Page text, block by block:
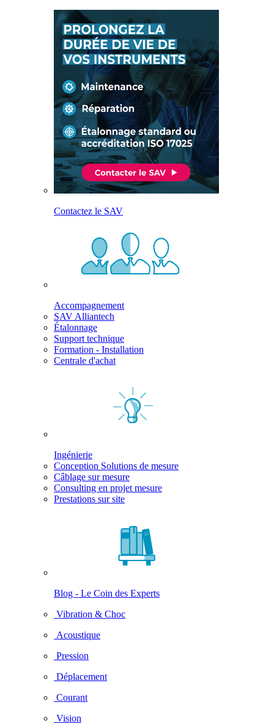
Contactez le SAV
Accompagnement
SAV Alliantech
Étalonnage
Support technique
Formation - Installation
Centrale d'achat
Ingénierie
Conception Solutions de mesure
Câblage sur mesure
Consulting en projet mesure
Prestations sur site
Blog - Le Coin des Experts
Vibration & Choc
Acoustique
Pression
Déplacement
Courant
Vision